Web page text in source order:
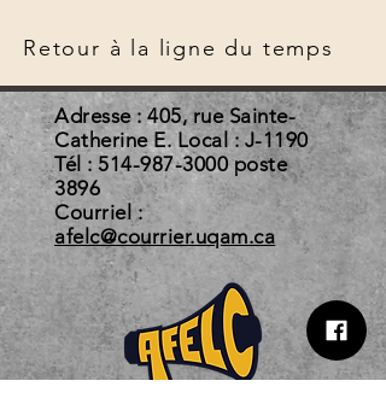
Retour à la ligne du temps
Adresse : 405, rue Sainte-
Catherine E. Local : J-1190
Tél :514-987-3000poste
3896
Courriel :
afelc@courrier.uqam.ca